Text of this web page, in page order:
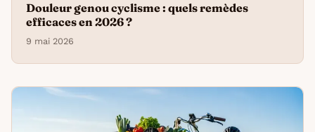
Douleur genou cyclisme : quels remèdes
efficaces en 2026 ?
9 mai 2026